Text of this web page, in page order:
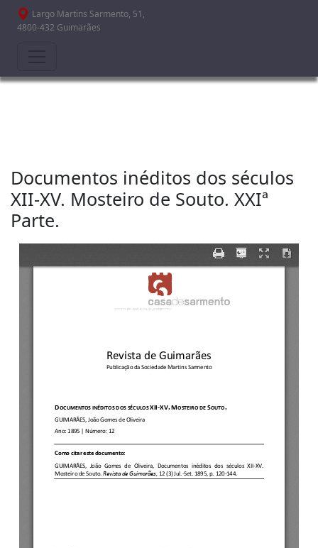
Passar para o conteúdo principal
Largo Martins Sarmento, 51,
4800-432 Guimarães
Documentos inéditos dos séculos
XII-XV. Mosteiro de Souto. XXIª
Parte.